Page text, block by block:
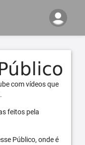
com vídeos que
feitos pela
Público, onde é